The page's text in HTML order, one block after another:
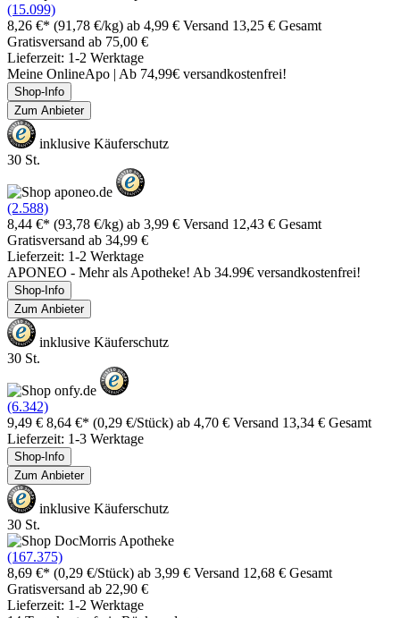
(15.099)
8,26 €* (91,78 €/kg) ab 4,99 € Versand 13,25 € Gesamt
Gratisversand ab 75,00 €
Lieferzeit: 1-2 Werktage
Meine OnlineApo | Ab 74,99€ versandkostenfrei!
Shop-Info
Zum Anbieter
inklusive Käuferschutz
30 St.
(2.588)
8,44 €* (93,78 €/kg) ab 3,99 € Versand 12,43 € Gesamt
Gratisversand ab 34,99 €
Lieferzeit: 1-2 Werktage
APONEO - Mehr als Apotheke! Ab 34.99€ versandkostenfrei!
Shop-Info
Zum Anbieter
inklusive Käuferschutz
30 St.
(6.342)
9,49 € 8,64 €* (0,29 €/Stück) ab 4,70 € Versand 13,34 € Gesamt
Lieferzeit: 1-3 Werktage
Shop-Info
Zum Anbieter
inklusive Käuferschutz
30 St.
(167.375)
8,69 €* (0,29 €/Stück) ab 3,99 € Versand 12,68 € Gesamt
Gratisversand ab 22,90 €
Lieferzeit: 1-2 Werktage